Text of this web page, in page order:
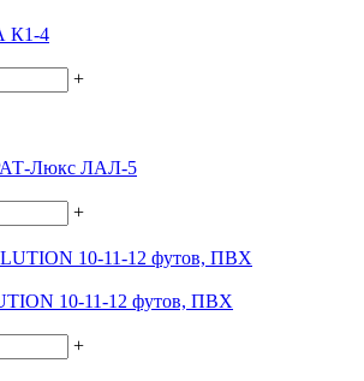
К1-4
+
Люкс ЛАЛ-5
+
10-11-12 футов, ПВХ
+